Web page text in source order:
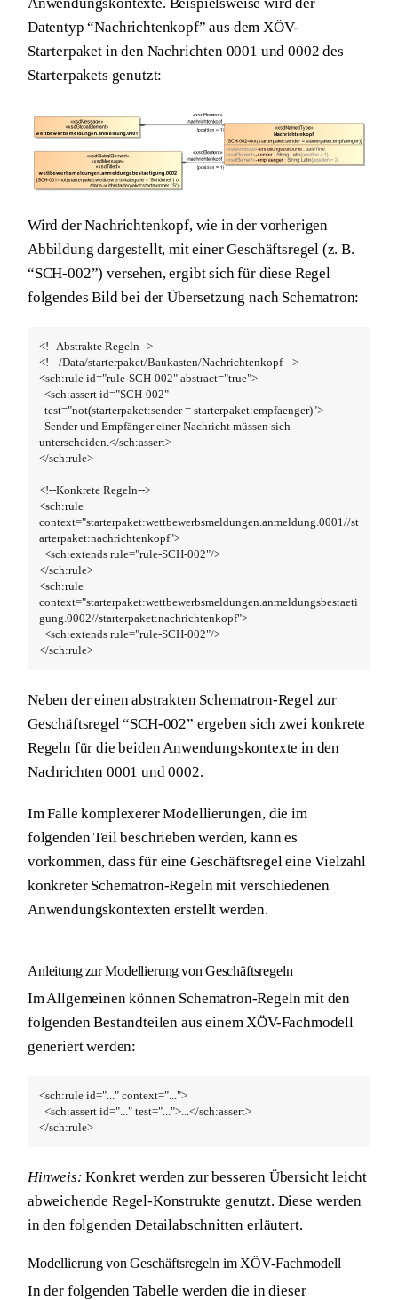
Datentyp “Nachrichtenkopf” aus dem XÖV-
Starterpaket in den Nachrichten 0001 und 0002 des
Starterpakets genutzt:
Wird der Nachrichtenkopf, wie in der vorherigen
Abbildung dargestellt, mit einer Geschäftsregel (z. B.
“SCH-002”) versehen, ergibt sich für diese Regel
folgendes Bild bei der Übersetzung nach Schematron:
<!--Abstrakte Regeln-->
<!-- /Data/starterpaket/Baukasten/Nachrichtenkopf -->
<sch:rule id="rule-SCH-002" abstract="true">
unterscheiden.</sch:assert>
</sch:rule>
<!--Konkrete Regeln-->
<sch:rule
context="starterpaket:wettbewerbsmeldungen.anmeldung.0001//st
arterpaket:nachrichtenkopf">
</sch:rule>
<sch:rule
context="starterpaket:wettbewerbsmeldungen.anmeldungsbestaeti
gung.0002//starterpaket:nachrichtenkopf">
</sch:rule>
Neben der einen abstrakten Schematron-Regel zur
Geschäftsregel “SCH-002” ergeben sich zwei konkrete
Regeln für die beiden Anwendungskontexte in den
Nachrichten 0001 und 0002.
Im Falle komplexerer Modellierungen, die im
folgenden Teil beschrieben werden, kann es
vorkommen, dass für eine Geschäftsregel eine Vielzahl
konkreter Schematron-Regeln mit verschiedenen
Anwendungskontexten erstellt werden.
Anleitung zur Modellierung von Geschäftsregeln
Im Allgemeinen können Schematron-Regeln mit den
folgenden Bestandteilen aus einem XÖV-Fachmodell
generiert werden:
<sch:rule id="..." context="...">
</sch:rule>
Hinweis: Konkret werden zur besseren Übersicht leicht
abweichende Regel-Konstrukte genutzt. Diese werden
in den folgenden Detailabschnitten erläutert.
Modellierung von Geschäftsregeln im XÖV-Fachmodell
In der folgenden Tabelle werden die in dieser